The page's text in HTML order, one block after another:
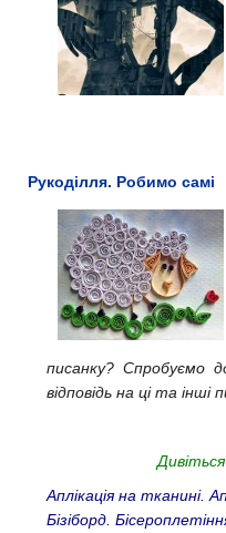
Рукоділля. Робимо самі
писанку? Спробуємо
відповідь на ці та інші
Аплікація на тканині.
Бізіборд